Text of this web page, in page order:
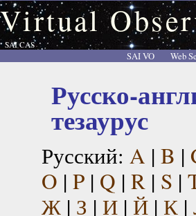
SAI CAS
SAI VO
Web
Русско-
тезаурус
Русский: A | B |
O | P| Q | R| S |
Ж| З | И| Й| К|